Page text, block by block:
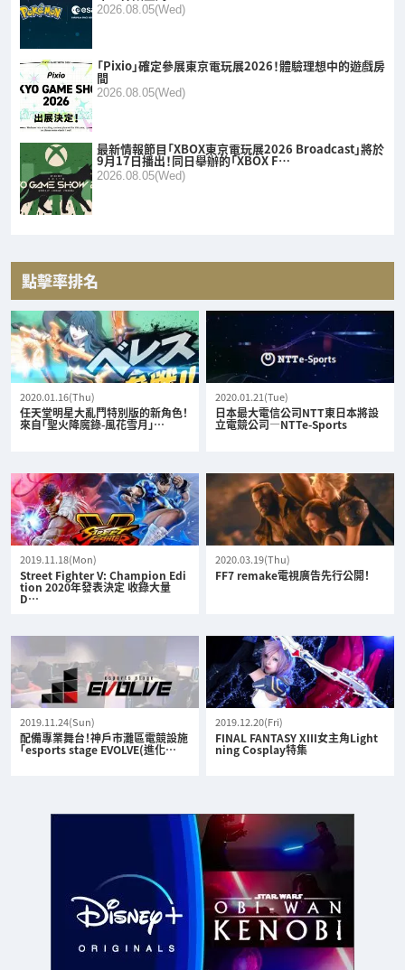
2026.08.05(Wed)
「Pixio」確定參展東京電玩展2026！體驗理想中的遊戲房
間
2026.08.05(Wed)
最新情報節目「XBOX東京電玩展2026 Broadcast」將於
9月17日播出！同日舉辦的「XBOX F…
2026.08.05(Wed)
點擊率排名
2020.01.16(Thu)
任天堂明星大亂鬥特別版的新角色！
來自「聖火降魔錄-風花雪月」…
2020.01.21(Tue)
日本最大電信公司NTT東日本將設
立電競公司—NTTe-Sports
2019.11.18(Mon)
Street Fighter V: Champion Edi
tion 2020年發表決定 收錄大量
D…
2020.03.19(Thu)
FF7 remake電視廣告先行公開！
2019.11.24(Sun)
配備專業舞台！神戶市灘區電競設施
「esports stage EVOLVE(進化…
2019.12.20(Fri)
FINAL FANTASY XIII女主角Light
ning Cosplay特集